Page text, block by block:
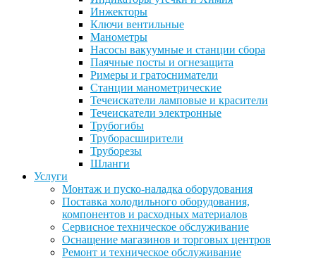
Инжекторы
Ключи вентильные
Манометры
Насосы вакуумные и станции сбора
Паячные посты и огнезащита
Римеры и гратосниматели
Станции манометрические
Течеискатели ламповые и красители
Течеискатели электронные
Трубогибы
Труборасширители
Труборезы
Шланги
Услуги
Монтаж и пуско-наладка оборудования
Поставка холодильного оборудования,
компонентов и расходных материалов
Сервисное техническое обслуживание
Оснащение магазинов и торговых центров
Ремонт и техническое обслуживание